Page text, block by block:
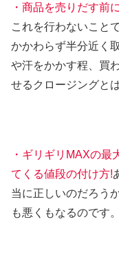
・商品を売りだす前
これを行わないこと
かかわらず半分近く
や汗をかかす程、買
せるクロージングと
・ギリギリMAXの最
てくる値段の付け方!
当に正しいのだろう
も悪くもなるのです